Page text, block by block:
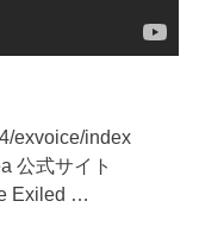
exvoice/index
公式サイト
Exiled …